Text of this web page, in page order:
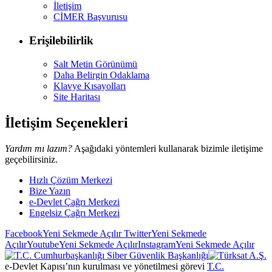
İletişim
CİMER Başvurusu
Erişilebilirlik
Salt Metin Görünümü
Daha Belirgin Odaklama
Klavye Kısayolları
Site Haritası
İletişim Seçenekleri
Yardım mı lazım? Aşağıdaki yöntemleri kullanarak bizimle iletişime
geçebilirsiniz.
Hızlı Çözüm Merkezi
Bize Yazın
e-Devlet Çağrı Merkezi
Engelsiz Çağrı Merkezi
FacebookYeni Sekmede AçılırTwitterYeni Sekmede
AçılırYoutubeYeni Sekmede AçılırInstagramYeni Sekmede Açılır
e-Devlet Kapısı’nın kurulması ve yönetilmesi görevi T.C.